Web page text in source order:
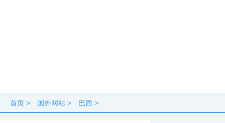
首页 > 国外网站 > 巴西 >